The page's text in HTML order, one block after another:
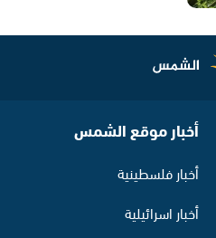
أخبار موقع الشمس
أخبار فلسطينية
أخبار اسرائيلية